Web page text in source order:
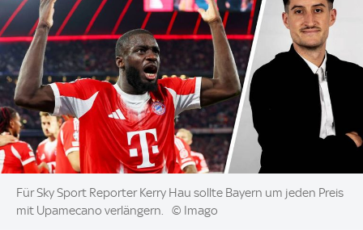
Image:
Für Sky Sport Reporter Kerry Hau sollte Bayern um jeden Preis
mit Upamecano verlängern.
© Imago